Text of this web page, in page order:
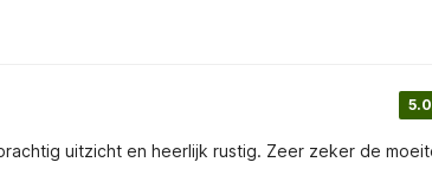
5.0
uitzicht en heerlijk rustig. Zeer zeker de